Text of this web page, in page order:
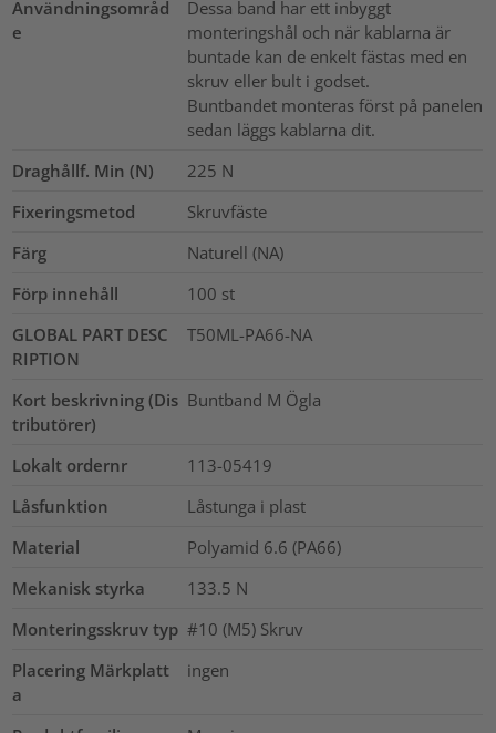
Användningsområd
e
Dessa band har ett inbyggt
monteringshål och när kablarna är
buntade kan de enkelt fästas med en
skruv eller bult i godset.
Buntbandet monteras först på panelen
sedan läggs kablarna dit.
Draghållf. Min (N)
225 N
Fixeringsmetod
Skruvfäste
Färg
Naturell (NA)
Förp innehåll
100 st
GLOBAL PART DESC
RIPTION
T50ML-PA66-NA
Kort beskrivning (Dis
tributörer)
Buntband M Ögla
Lokalt ordernr
113-05419
Låsfunktion
Låstunga i plast
Material
Polyamid 6.6 (PA66)
Mekanisk styrka
133.5 N
Monteringsskruv typ #10 (M5) Skruv
Placering Märkplatt
a
ingen